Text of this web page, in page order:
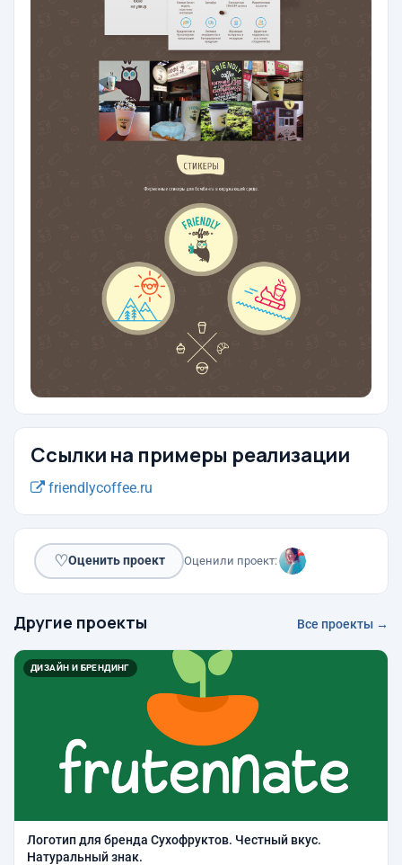
Ссылки на примеры реализации
friendlycoffee.ru
♡Оценить проект Оценили проект:
Другие проекты Все проекты →
ДИЗАЙН И БРЕНДИНГ
Логотип для бренда Сухофруктов. Честный вкус.
Натуральный знак.